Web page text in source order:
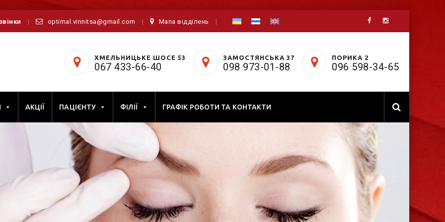
optimal.vinnitsa@gmail.com Мапа відділень
ХМЕЛЬНИЦЬКЕ ШОСЕ 53
067 433-66-40
ЗАМОСТЯНСЬКА 37
098 973-01-88
ПОРИКА 2
096 598-34-65
АКЦІЇ ПАЦІЄНТУ ФІЛІЇ ГРАФІК РОБОТИ ТА КОНТАКТИ